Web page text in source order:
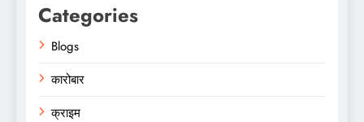
Categories
Blogs
कारोबार
क्राइम